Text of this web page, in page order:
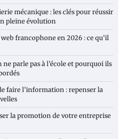
mécanique : les clés pour réussir
pleine évolution
francophone en 2026 : ce qu’il
ne parle pas à l’école et pourquoi ils
faire l’information : repenser la
la promotion de votre entreprise